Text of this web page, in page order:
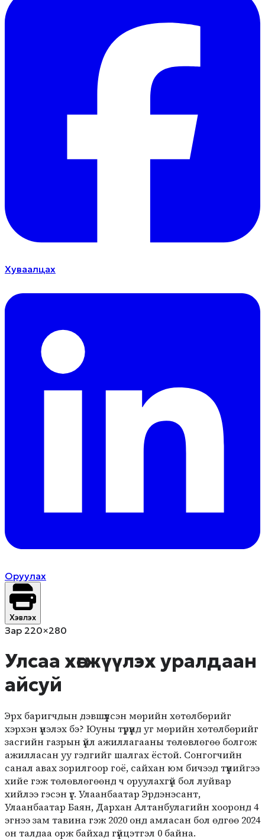
Хуваалцах
Оруулах
Хэвлэх
Зар 220×280
Улсаа хөгжүүлэх уралдаан
айсуй
Эрх баригчдын дэвшүүлсэн мөрийн хөтөлбөрийг
хэрхэн үнэлэх бэ? Юуны түрүүнд уг мөрийн хөтөлбөрийг
засгийн газрын үйл ажиллагааны төлөвлөгөө болгож
ажилласан уу гэдгийг шалгах ёстой. Сонгогчийн
санал авах зорилгоор гоё, сайхан юм бичээд түүнийгээ
хийе гэж төлөвлөгөөнд ч оруулахгүй бол луйвар
хийлээ гэсэн үг. Улаанбаатар Эрдэнэсант,
Улаанбаатар Баян, Дархан Алтанбулагийн хооронд 4
эгнээ зам тавина гэж 2020 онд амласан бол өдгөө 2024
он талдаа орж байхад гүйцэтгэл 0 байна.